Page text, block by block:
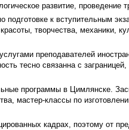
развитие, проведение
подготовке к вступительным
творчества, механики,
преподавателей
тесно связанна с
программы в Цимлянске.
мастер-классы по
кадрах, поэтому от